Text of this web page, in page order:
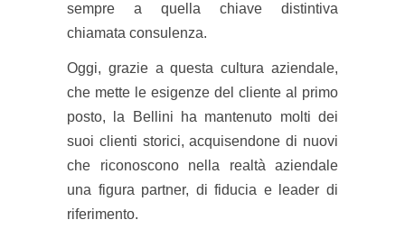
sempre a quella chiave distintiva
chiamata consulenza.
Oggi, grazie a questa cultura aziendale,
che mette le esigenze del cliente al primo
posto, la Bellini ha mantenuto molti dei
suoi clienti storici, acquisendone di nuovi
che riconoscono nella realtà aziendale
una figura partner, di fiducia e leader di
riferimento.